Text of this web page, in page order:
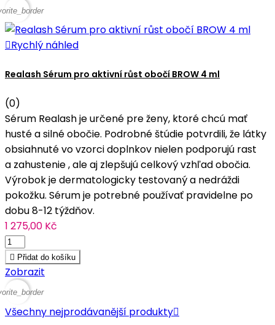
Rychlý náhled
Realash Sérum pro aktivní růst obočí BROW 4 ml
(0)
Sérum Realash je určené pre ženy, ktoré chcú mať
husté a silné obočie. Podrobné štúdie potvrdili, že látky
obsiahnuté vo vzorci doplnkov nielen podporujú rast
a zahustenie , ale aj zlepšujú celkový vzhľad obočia.
Výrobok je dermatologicky testovaný a nedráždi
pokožku. Sérum je potrebné používať pravidelne po
dobu 8-12 týždňov.
1 275,00 Kč
 Přidat do košíku
Zobrazit
Všechny nejprodávanější produkty